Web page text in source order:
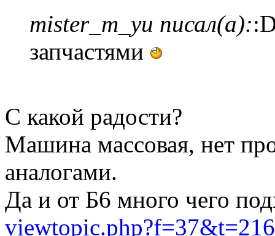
mister_m_yu писал(а):
запчастями
С какой радости?
Машина массовая, нет
аналогами.
Да и от Б6 много чего